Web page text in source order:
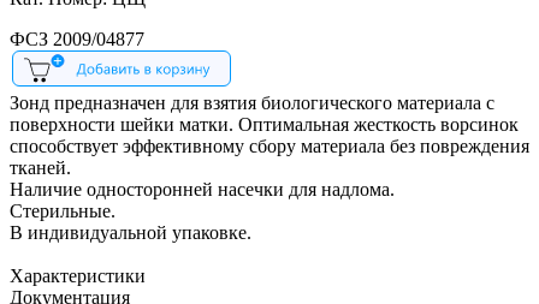
ФСЗ 2009/04877
Зонд предназначен для взятия биологического материала с
поверхности шейки матки. Оптимальная жесткость ворсинок
способствует эффективному сбору материала без повреждения
тканей.
Наличие односторонней насечки для надлома.
Стерильные.
В индивидуальной упаковке.
Характеристики
Документация